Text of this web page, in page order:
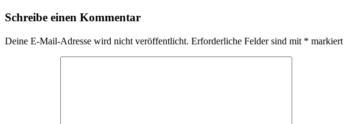
Schreibe einen Kommentar
Deine E-Mail-Adresse wird nicht veröffentlicht. Erforderliche Felder sind mit * markiert